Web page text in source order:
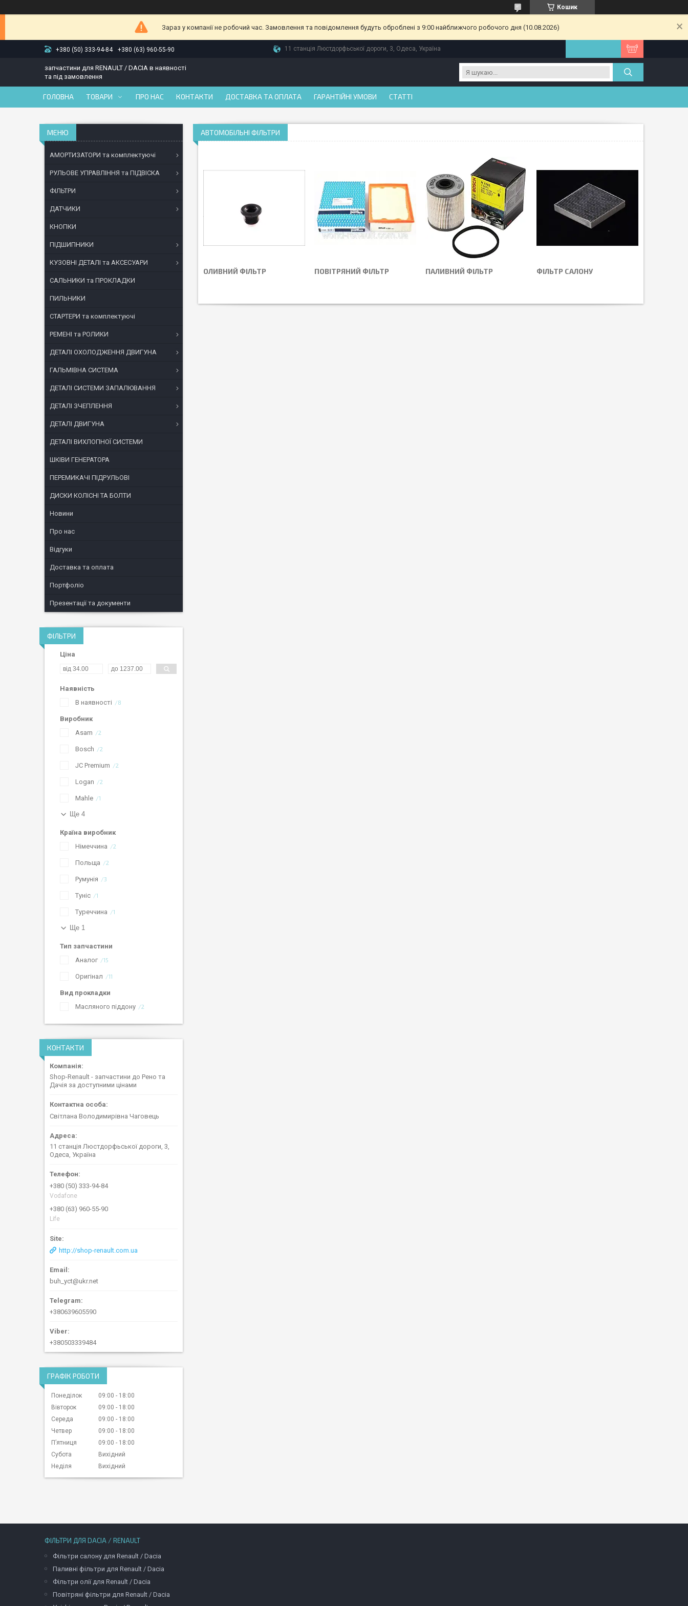
Кошик
Зараз у компанії не робочий час. Замовлення та повідомлення будуть оброблені з 9:00 найближчого робочого дня (10.08.2026)
+380 (50) 333-94-84 +380 (63) 960-55-90 11 станція Люстдорфьської дороги, 3, Одеса, Україна
запчастини для RENAULT / DACIA в наявності
та під замовлення
ГОЛОВНА ТОВАРИ ПРО НАС КОНТАКТИ ДОСТАВКА ТА ОПЛАТА ГАРАНТІЙНІ УМОВИ СТАТТІ
АВТОМОБІЛЬНІ ФІЛЬТРИ
ОЛИВНИЙ ФІЛЬТР ПОВІТРЯНИЙ ФІЛЬТР ПАЛИВНИЙ ФІЛЬТР ФІЛЬТР САЛОНУ
АМОРТИЗАТОРИ та комплектуючі
РУЛЬОВЕ УПРАВЛІННЯ та ПІДВІСКА
ФІЛЬТРИ
ДАТЧИКИ
КНОПКИ
ПІДШИПНИКИ
КУЗОВНІ ДЕТАЛІ та АКСЕСУАРИ
САЛЬНИКИ та ПРОКЛАДКИ
ПИЛЬНИКИ
СТАРТЕРИ та комплектуючі
РЕМЕНІ та РОЛИКИ
ДЕТАЛІ ОХОЛОДЖЕННЯ ДВИГУНА
ГАЛЬМІВНА СИСТЕМА
ДЕТАЛІ СИСТЕМИ ЗАПАЛЮВАННЯ
ДЕТАЛІ ЗЧЕПЛЕННЯ
ДЕТАЛІ ДВИГУНА
ДЕТАЛІ ВИХЛОПНОЇ СИСТЕМИ
ШКІВИ ГЕНЕРАТОРА
ПЕРЕМИКАЧІ ПІДРУЛЬОВІ
ДИСКИ КОЛІСНІ ТА БОЛТИ
Новини
Про нас
Відгуки
Доставка та оплата
Портфоліо
Презентації та документи
ФІЛЬТРИ
Ціна
Наявність
В наявності
8
Виробник
Asam
2
Bosch 2
JC Premium 2
Logan 2
Mahle 1
Ще 4
Країна виробник
Німеччина
2
Польща 2
Румунія 3
Туніс 1
Туреччина 1
Ще 1
Тип запчастини
Аналог
15
Оригінал 11
Вид прокладки
Масляного піддону
2
КОНТАКТИ
Shop-Renault - запчастини до Рено та
Дачія за доступними цінами
Світлана Володимирівна Чаговець
11 станція Люстдорфьської дороги, 3,
Одеса, Україна
+380 (50) 333-94-84
Vodafone
+380 (63) 960-55-90
Life
http://shop-renault.com.ua
buh_yct@ukr.net
+380639605590
+380503339484
ГРАФІК РОБОТИ
Понеділок 09:00
18:00
Вівторок
09:00
18:00
Середа
09:00
18:00
Четвер
09:00
18:00
Пʼятниця
09:00
18:00
Субота
Вихідний
Неділя
Вихідний
ФІЛЬТРИ ДЛЯ DACIA / RENAULT
Фільтри салону для Renault / Dacia
Паливні фільтри для Renault / Dacia
Фільтри олії для Renault / Dacia
Повітряні фільтри для Renault / Dacia